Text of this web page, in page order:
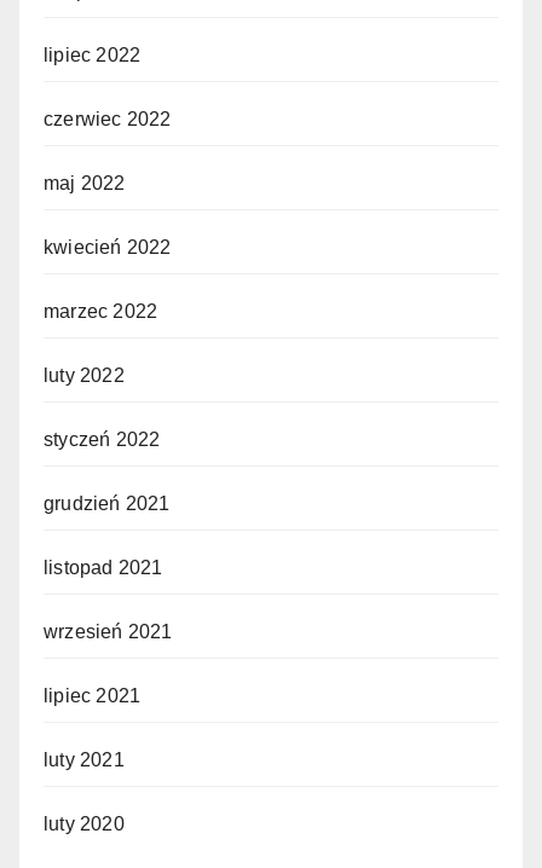
lipiec 2022
czerwiec 2022
maj 2022
kwiecień 2022
marzec 2022
luty 2022
styczeń 2022
grudzień 2021
listopad 2021
wrzesień 2021
lipiec 2021
luty 2021
luty 2020